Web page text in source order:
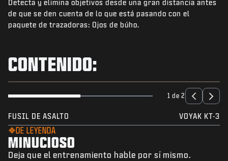
NOTICIAS
TIENDA
SOPORTE
INICIAR SESIÓN|REGISTRARSE
Detecta y elimina objetivos desde una gran distancia antes
de que se den cuenta de lo que está pasando con el
paquete de trazadoras: Ojos de búho.
CONTENIDO:
1 de 2
FUSIL DE ASALTO VOYAK KT-3
DE LEYENDA
MINUCIOSO
Deja que el entrenamiento hable por sí mismo.